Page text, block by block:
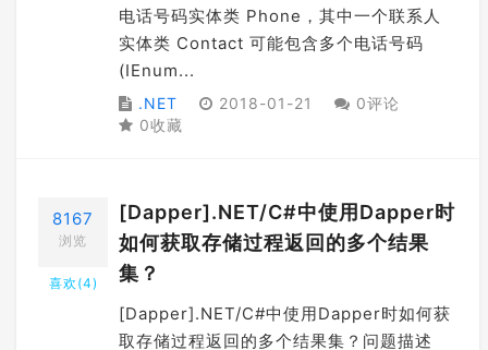
电话号码实体类 Phone，其中一个联系人
实体类 Contact 可能包含多个电话号码
(IEnum...
.NET 2018-01-21
0评论
0收藏
8167
浏览
喜欢(4)
[Dapper].NET/C#中使用Dapper时
如何获取存储过程返回的多个结果
集？
[Dapper].NET/C#中使用Dapper时如何获
取存储过程返回的多个结果集？问题描述